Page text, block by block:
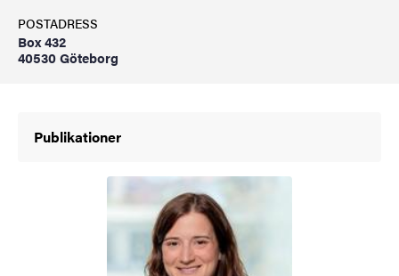
POSTADRESS
Box 432
40530 Göteborg
Publikationer